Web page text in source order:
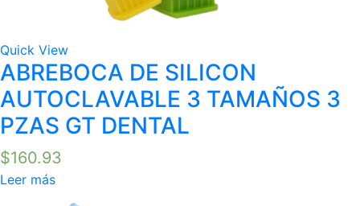
Quick View
ABREBOCA DE SILICON
AUTOCLAVABLE 3 TAMAÑOS 3
PZAS GT DENTAL
$160.93
Leer más